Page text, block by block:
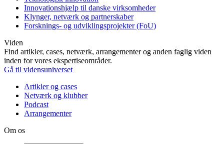
Innovationshjælp til danske virksomheder
Klynger, netværk og partnerskaber
Forsknings- og udviklingsprojekter (FoU)
Viden
Find artikler, cases, netværk, arrangementer og anden faglig viden
inden for vores ekspertiseområder.
Gå til vidensuniverset
Artikler og cases
Netværk og klubber
Podcast
Arrangementer
Om os